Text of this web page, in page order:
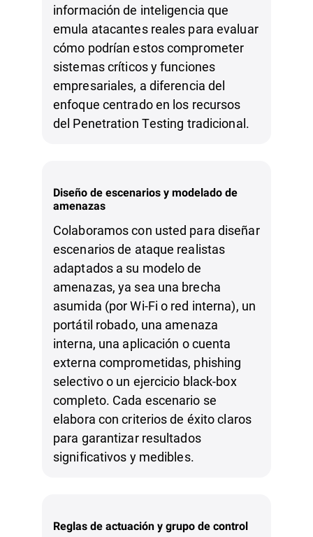
información de inteligencia que
emula atacantes reales para evaluar
cómo podrían estos comprometer
sistemas críticos y funciones
empresariales, a diferencia del
enfoque centrado en los recursos
del Penetration Testing tradicional.
Diseño de escenarios y modelado de
amenazas
Colaboramos con usted para diseñar
escenarios de ataque realistas
adaptados a su modelo de
amenazas, ya sea una brecha
asumida (por Wi‑Fi o red interna), un
portátil robado, una amenaza
interna, una aplicación o cuenta
externa comprometidas, phishing
selectivo o un ejercicio black‑box
completo. Cada escenario se
elabora con criterios de éxito claros
para garantizar resultados
significativos y medibles.
Reglas de actuación y grupo de control